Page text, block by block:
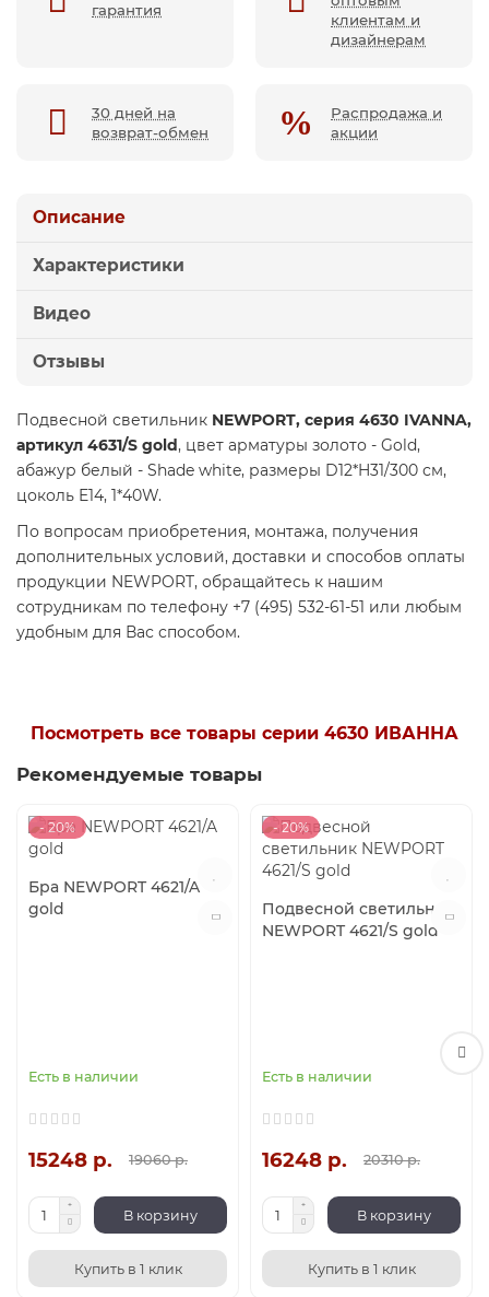
гарантия
клиентам и
дизайнерам
30 дней на
возврат-обмен
Распродажа и
акции
Описание
Характеристики
Видео
Отзывы
Подвесной светильник NEWPORT, серия 4630 IVANNA,
артикул 4631/S gold, цвет арматуры золото - Gold,
абажур белый - Shade white, размеры D12*H31/300 см,
цоколь E14, 1*40W.
По вопросам приобретения, монтажа, получения
дополнительных условий, доставки и способов оплаты
продукции NEWPORT, обращайтесь к нашим
сотрудникам по телефону +7 (495) 532-61-51 или любым
удобным для Вас способом.
Посмотреть все товары серии 4630 ИВАННА
Рекомендуемые товары
- 20%
Бра NEWPORT 4621/A
gold
Есть в наличии
15248 р. 19060 р.
В корзину
Купить в 1 клик
- 20%
Подвесной светильник
NEWPORT 4621/S gold
Есть в наличии
16248 р. 20310 р.
В корзину
Купить в 1 клик